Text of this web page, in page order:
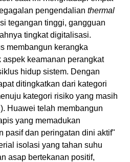
pengendalian thermal
tegangan tinggi, gangguan
tingkat digitalisasi.
membangun kerangka
keamanan perangkat
hidup sistem. Dengan
ditingkatkan dari kategori
kategori risiko yang masih
Huawei telah membangun
yang memadukan
pasif dan peringatan dini aktif"
isolasi yang tahan suhu
asap bertekanan positif,